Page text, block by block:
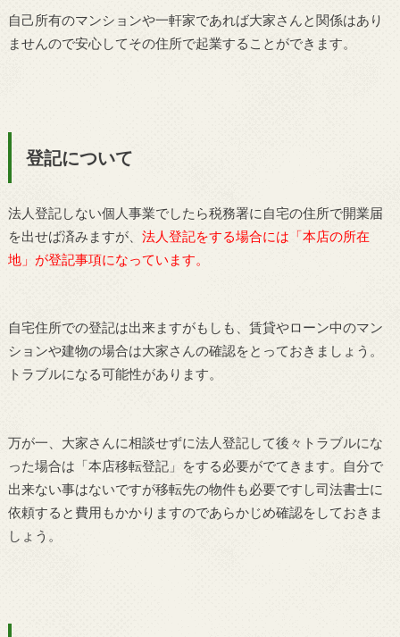
自己所有のマンションや一軒家であれば大家さんと関係はあり
ませんので安心してその住所で起業することができます。
登記について
法人登記しない個人事業でしたら税務署に自宅の住所で開業届
を出せば済みますが、 法人登記をする場合には「本店の所在
地」が登記事項になっています。
自宅住所での登記は出来ますがもしも、賃貸やローン中のマン
ションや建物の場合は大家さんの確認をとっておきましょう。
トラブルになる可能性があります。
万が一、大家さんに相談せずに法人登記して後々トラブルにな
った場合は「本店移転登記」をする必要がでてきます。自分で
出来ない事はないですが移転先の物件も必要ですし司法書士に
依頼すると費用もかかりますのであらかじめ確認をしておきま
しょう。